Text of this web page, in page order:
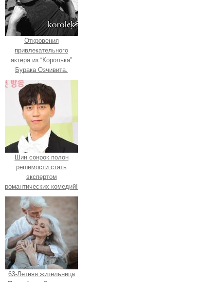
Откровения
привлекательного
актера из “Королька”
Бурака Озчивита.
Шин сонрок полон
решимости стать
экспертом
романтических комедий!
63-Летняя жительница